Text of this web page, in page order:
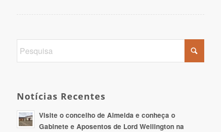
Notícias Recentes
Visite o concelho de Almeida e conheça o
Gabinete e Aposentos de Lord Wellington na